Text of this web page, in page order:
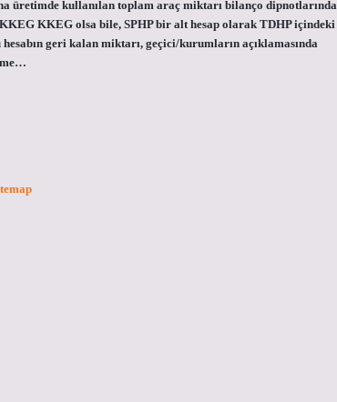
üretimde kullanılan toplam araç miktarı bilanço dipnotlarında
KKEG olsa bile, SPHP bir alt hesap olarak TDHP içindeki
geri kalan miktarı, geçici/kurumların açıklamasında